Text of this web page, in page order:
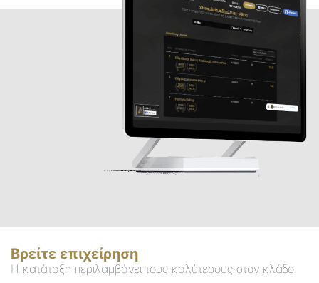
Βρείτε επιχείρηση
Η κατάταξη περιλαμβάνει τους καλύτερους στον κλάδο